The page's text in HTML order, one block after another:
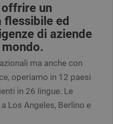
offrire un
ed
di aziende
ma anche con
operiamo in 12 paesi
in 26 lingue. Le
Los Angeles, Berlino e